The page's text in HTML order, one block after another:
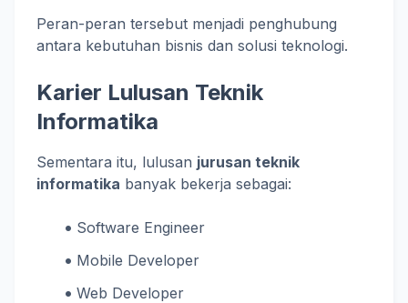
Peran-peran tersebut menjadi penghubung
antara kebutuhan bisnis dan solusi teknologi.
Karier Lulusan Teknik
Informatika
Sementara itu, lulusan jurusan teknik
informatika banyak bekerja sebagai:
Software Engineer
Mobile Developer
Web Developer